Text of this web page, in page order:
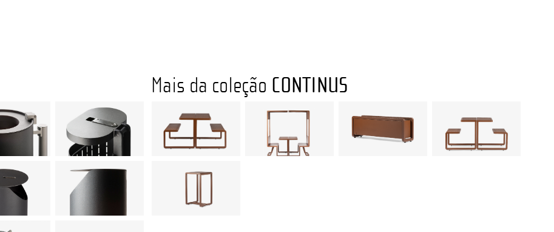
Mais da coleção CONTINUS